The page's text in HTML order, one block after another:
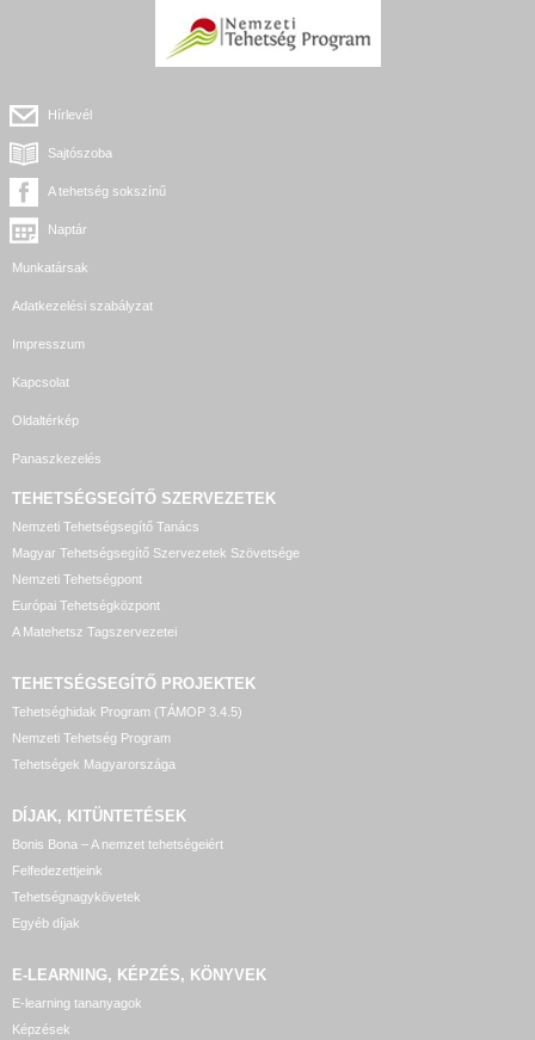
Hírlevél
Sajtószoba
A tehetség sokszínű
Naptár
Munkatársak
Adatkezelési szabályzat
Impresszum
Kapcsolat
Oldaltérkép
Panaszkezelés
TEHETSÉGSEGÍTŐ SZERVEZETEK
Nemzeti Tehetségsegítő Tanács
Magyar Tehetségsegítő Szervezetek Szövetsége
Nemzeti Tehetségpont
Európai Tehetségközpont
A Matehetsz Tagszervezetei
TEHETSÉGSEGÍTŐ PROJEKTEK
Tehetséghidak Program (TÁMOP 3.4.5)
Nemzeti Tehetség Program
Tehetségek Magyarországa
DÍJAK, KITÜNTETÉSEK
Bonis Bona – A nemzet tehetségeiért
Felfedezettjeink
Tehetségnagykövetek
Egyéb díjak
E-LEARNING, KÉPZÉS, KÖNYVEK
E-learning tananyagok
Képzések